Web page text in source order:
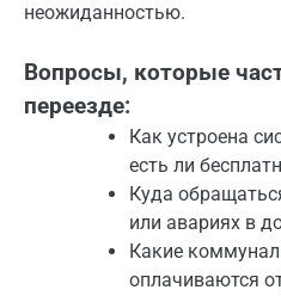
неожиданностью.
Вопросы, которые
переезде:
Как устроена
есть ли
Куда
или авариях в
Какие
оплачиваются